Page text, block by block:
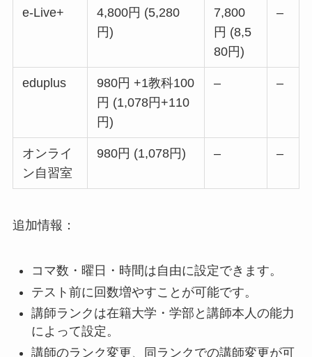
e-Live+
4,800円 (5,280
円)
7,800
円 (8,5
80円)
–
eduplus
980円 +1教科100
円 (1,078円+110
円)
– –
オンライ
ン自習室
980円 (1,078円) – –
追加情報：
コマ数・曜日・時間は自由に設定できます。
テスト前に回数増やすことが可能です。
講師ランクは在籍大学・学部と講師本人の能力
によって設定。
講師のランク変更、同ランクでの講師変更が可